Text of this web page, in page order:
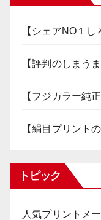
【シェアNO１し
【評判のしまう
【フジカラー純
【絹目プリント
トピック
人気プリントメ